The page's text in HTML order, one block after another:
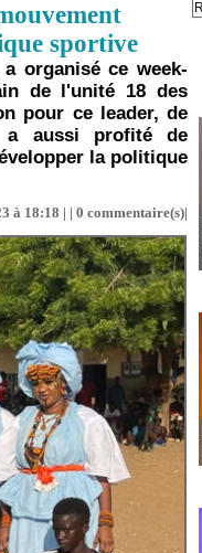
sportive
organisé ce week-
de l'unité 18 des
pour ce leader, de
a aussi profité de
la politique
à 18:18 | | 0 commentaire(s)|